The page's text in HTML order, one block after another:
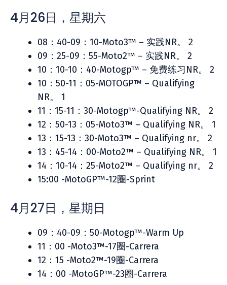
4月26日，星期六
08：40-09：10-Moto3™ – 实践NR。 2
09：25-09：55-Moto2™ – 实践NR。 2
10：10-10：40-Motogp™ – 免费练习NR。 2
10：50-11：05-MOTOGP™ – Qualifying
NR。 1
11：15-11：30-Motogp™-Qualifying NR。 2
12：50-13：05-Moto3™ – Qualifying NR。 1
13：15-13：30-Moto3™ – Qualifying nr。 2
13：45-14：00-Moto2™ – Qualifying NR。 1
14：10-14：25-Moto2™ – Qualifying nr。 2
15:00 -MotoGP™-12圈-Sprint
4月27日，星期日
09：40-09：50-Motogp™-Warm Up
11：00 -Moto3™-17圈-Carrera
12：15 -Moto2™-19圈-Carrera
14：00 -MotoGP™-23圈-Carrera